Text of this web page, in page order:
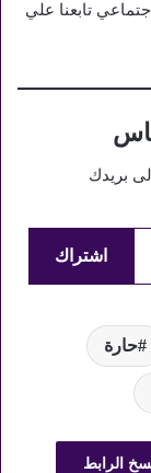
تابعنا علي
بريدك
اشتراك
حارة
الرابط